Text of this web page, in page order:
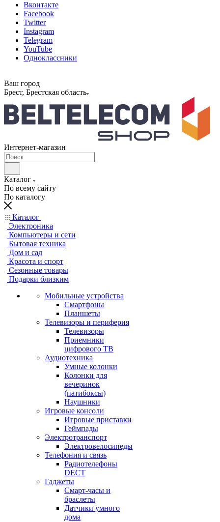
Вконтакте
Facebook
Twitter
Instagram
Telegram
YouTube
Одноклассники
Ваш город
Брест, Брестская область
Интернет-магазин
Каталог
По всему сайту
По каталогу
Каталог
Электроника
Компьютеры и сети
Бытовая техника
Дом и сад
Красота и спорт
Сезонные товары
Подарки близким
Мобильные устройства
Смартфоны
Планшеты
Телевизоры и периферия
Телевизоры
Приемники
цифрового ТВ
Аудиотехника
Умные колонки
Колонки для
вечеринок
(патибоксы)
Наушники
Игровые консоли
Игровые приставки
Геймпады
Электротранспорт
Электровелосипеды
Телефония и связь
Радиотелефоны
DECT
Гаджеты
Смарт-часы и
браслеты
Датчики умного
дома